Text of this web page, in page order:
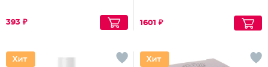
393 ₽ 1601 ₽